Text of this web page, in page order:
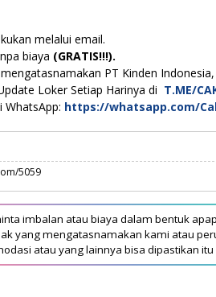
melalui email.
biaya (GRATIS!!!).
PT Kinden
Loker Setiap Harinya di T.ME/
WhatsApp: https://whatsapp.com/
5059
imbalan atau biaya dalam bentuk
yang mengatasnamakan kami atau
atau yang lainnya bisa dipastikan itu